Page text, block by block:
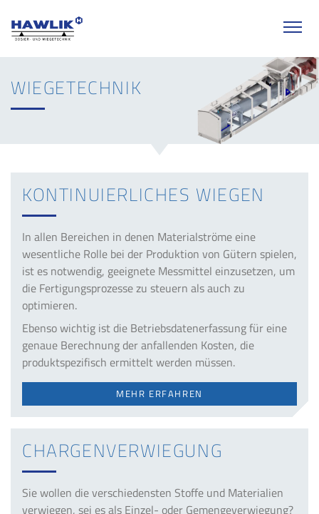
Hawlik Wiegetechnik | Wiegetechnik
WIE­GE­TECH­NIK
KON­TI­NU­IER­LI­CHES WIEGEN
In allen Bereichen in denen Materialströme eine
wesentliche Rolle bei der Produktion von Gütern spielen,
ist es notwendig, geeignete Messmittel einzusetzen, um
die Fertigungsprozesse zu steuern als auch zu
optimieren.
Ebenso wichtig ist die Betriebsdatenerfassung für eine
genaue Berechnung der anfallenden Kosten, die
produktspezifisch ermittelt werden müssen.
MEHR ERFAHREN
CHAR­GEN­VER­WIE­GUNG
Sie wollen die verschiedensten Stoffe und Materialien
verwiegen, sei es als Einzel- oder Gemengeverwiegung?